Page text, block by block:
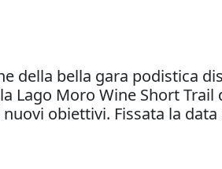
della bella gara podistica
Lago Moro Wine Short
obiettivi. Fissata la